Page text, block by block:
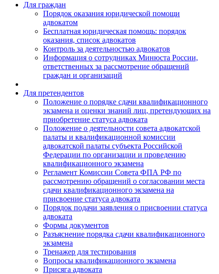
Для граждан
Порядок оказания юридической помощи
адвокатом
Бесплатная юридическая помощь: порядок
оказания, список адвокатов
Контроль за деятельностью адвокатов
Информация о сотрудниках Минюста России,
ответственных за рассмотрение обращений
граждан и организаций
Для претендентов
Положение о порядке сдачи квалификационного
экзамена и оценки знаний лиц, претендующих на
приобретение статуса адвоката
Положение о деятельности совета адвокатской
палаты и квалификационной комиссии
адвокатской палаты субъекта Российской
Федерации по организации и проведению
квалификационного экзамена
Регламент Комиссии Совета ФПА РФ по
рассмотрению обращений о согласовании места
сдачи квалификационного экзамена на
присвоение статуса адвоката
Порядок подачи заявления о присвоении статуса
адвоката
Формы документов
Разъяснение порядка сдачи квалификационного
экзамена
Тренажер для тестирования
Вопросы квалификационного экзамена
Присяга адвоката